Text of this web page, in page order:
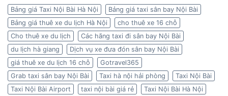
Bảng giá Taxi Nội Bài Hà Nội
Bảng giá taxi sân bay Nội Bài
Bảng giá thuê xe du lịch Hà Nội
cho thuê xe 16 chỗ
Cho thuê xe du lịch
Các hãng taxi đi sân bay Nội Bài
du lịch hà giang
Dịch vụ xe đưa đón sân bay Nội Bài
giá thuê xe du lịch 16 chỗ
Gotravel365
Grab taxi sân bay Nội Bài
Taxi hà nội hải phòng
Taxi Nội Bài
Taxi Nội Bài Airport
taxi nội bài giá rẻ
Taxi Nội Bài Hà Nội